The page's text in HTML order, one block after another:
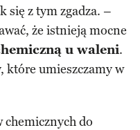
się z tym zgadza. –
że istnieją mocne
u waleni.
które umieszczamy w
chemicznych do